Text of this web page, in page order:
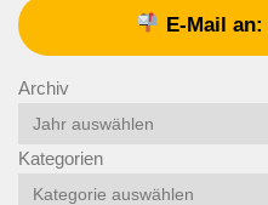
E-Mail an:
Archiv
Kategorien